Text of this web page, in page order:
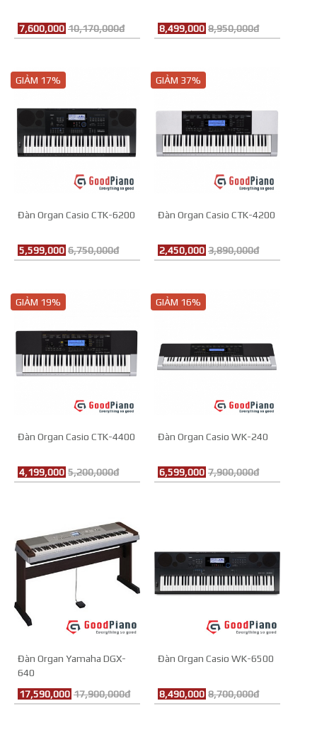
7,600,000 10,170,000đ 8,499,000 8,950,000đ
GIẢM 17%
Đàn Organ Casio CTK-6200
5,599,000 6,750,000đ
GIẢM 37%
Đàn Organ Casio CTK-4200
2,450,000 3,890,000đ
GIẢM 19%
Đàn Organ Casio CTK-4400
4,199,000 5,200,000đ
GIẢM 16%
Đàn Organ Casio WK-240
6,599,000 7,900,000đ
Đàn Organ Yamaha DGX-
640
17,590,000 17,900,000đ
Đàn Organ Casio WK-6500
8,490,000 8,700,000đ